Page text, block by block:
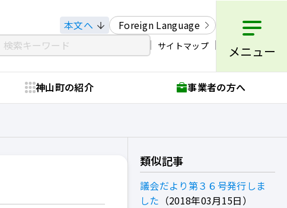
本文へ Foreign Language
サイトマップ メニュー
神山町の紹介 事業者の方へ
類似記事
議会だより第３６号発行しま
した
2018年03月15日